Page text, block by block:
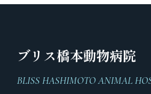
ブリス橋本動物病院
BLISS HASHIMOTO ANIMAL